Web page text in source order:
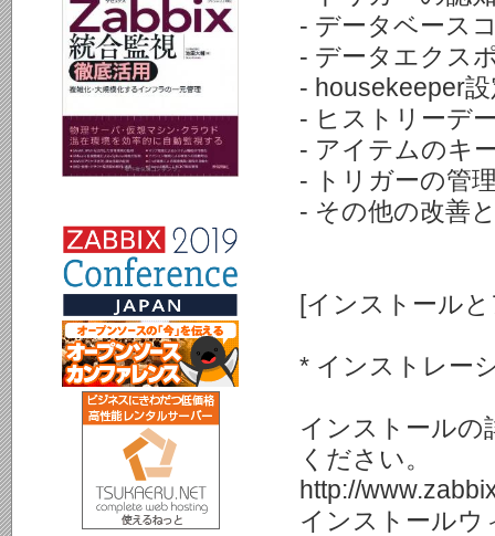
- データベース
- データエクス
- housekeeper
- ヒストリーデ
- アイテムのキ
- トリガーの管
- その他の改善
[インストール
* インストレー
インストールの
ください。
http://
インストールウ